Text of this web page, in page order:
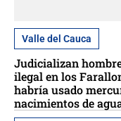
Valle del Cauca
Judicializan
ilegal en los
habría usado
nacimientos de